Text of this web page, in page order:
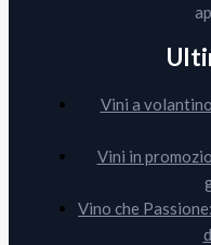
Vini a
Vini in
Vino che